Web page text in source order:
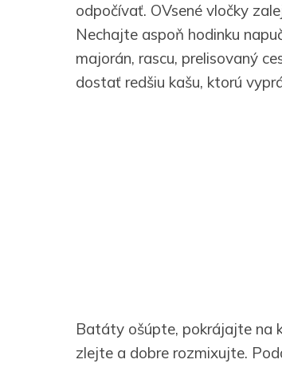
odpočívať. OVsené vločky
Nechajte aspoň hodinku
majorán, rascu, prelisovaný
dostať redšiu kašu, ktorú
Batáty ošúpte, pokrájajte na
zlejte a dobre rozmixujte.